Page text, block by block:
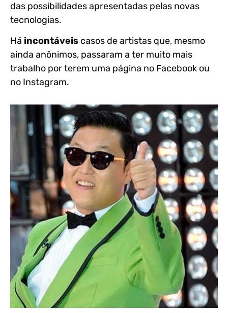
das possibilidades apresentadas pelas novas
tecnologias.
Há incontáveis casos de artistas que, mesmo
ainda anônimos, passaram a ter muito mais
trabalho por terem uma página no Facebook ou
no Instagram.